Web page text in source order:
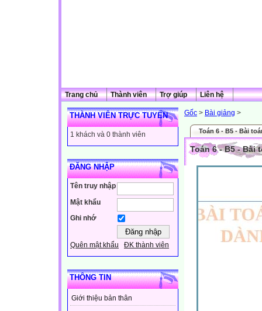
Trang chủ Thành viên Trợ giúp Liên hệ
THÀNH VIÊN TRỰC TUYẾN
1 khách và 0 thành viên
ĐĂNG NHẬP
Tên truy nhập
Mật khẩu
Ghi nhớ
Quên mật khẩu ĐK thành viên
THÔNG TIN
Giới thiệu bản thân
Gốc > Bài giảng >
Toán 6 - B5 - Bài
Toán 6 - B5 - Bài